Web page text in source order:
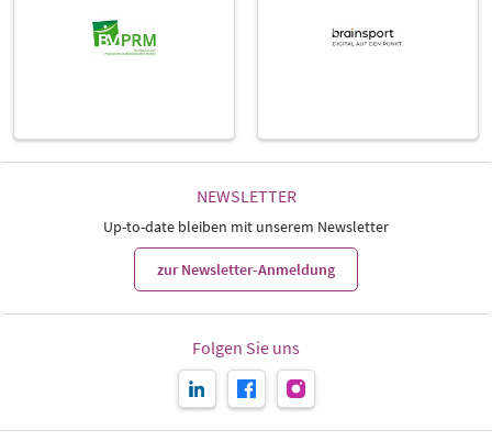
NEWSLETTER
Up-to-date bleiben mit unserem Newsletter
zur Newsletter-Anmeldung
Folgen Sie uns